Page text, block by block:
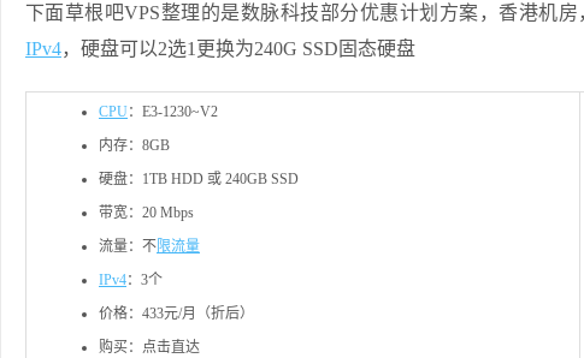
下面草根吧VPS整理的是数脉科技部分优惠计划方案，香港机房
IPv4，硬盘可以2选1更换为240G SSD固态硬盘
CPU：E3-1230~V2
内存：8GB
硬盘：1TB HDD 或 240GB SSD
带宽：20 Mbps
流量：不限流量
IPv4：3个
价格：433元/月（折后）
购买：点击直达